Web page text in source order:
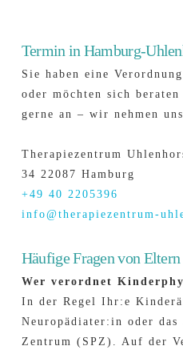
Termin in Hamburg-
Sie haben eine
oder möchten sich
gerne an – wir nehmen
Therapiezentrum
34 22087 Hamburg
+49 40 2205396
info@therapiezentrum-
Häufige Fragen von
Wer verordnet
In der Regel Ihr:e
Neuropädiater:in oder das
Zentrum (SPZ). Auf der